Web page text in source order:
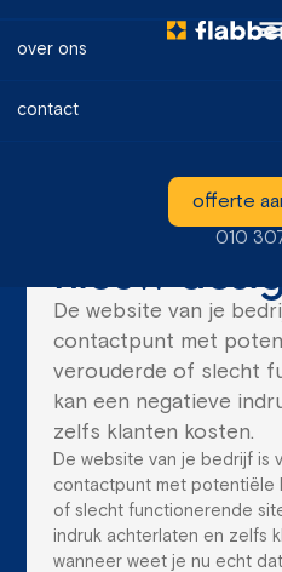
over ons
contact
offerte
010
5 tekenen
website
nieuw
De website van je
contactpunt met
verouderde of slecht
kan een negatieve
zelfs klanten kosten.
De website van je bedrijf is
contactpunt met potentiële
of slecht functionerende
indruk achterlaten en zelfs
wanneer weet je nu echt